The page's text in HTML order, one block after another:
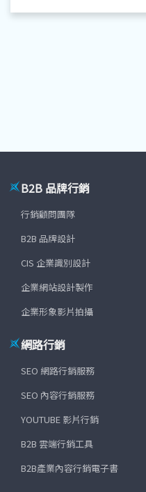
B2B 品牌行銷
行銷顧問團隊
B2B 品牌設計
CIS 企業識別設計
企業網站設計製作
企業形象影片拍攝
網路行銷
SEO 網路行銷服務
SEO 內容行銷服務
YOUTUBE 影片行銷
B2B 雲端行銷工具
B2B產業內容行銷電子書